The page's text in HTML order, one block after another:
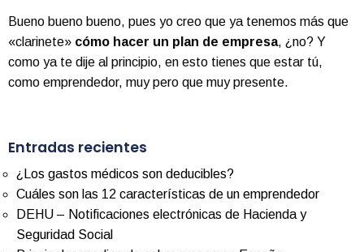
Bueno bueno bueno, pues yo creo que ya tenemos más que
«clarinete» cómo hacer un plan de empresa, ¿no? Y
como ya te dije al principio, en esto tienes que estar tú,
como emprendedor, muy pero que muy presente.
Entradas recientes
¿Los gastos médicos son deducibles?
Cuáles son las 12 características de un emprendedor
DEHU – Notificaciones electrónicas de Hacienda y
Seguridad Social